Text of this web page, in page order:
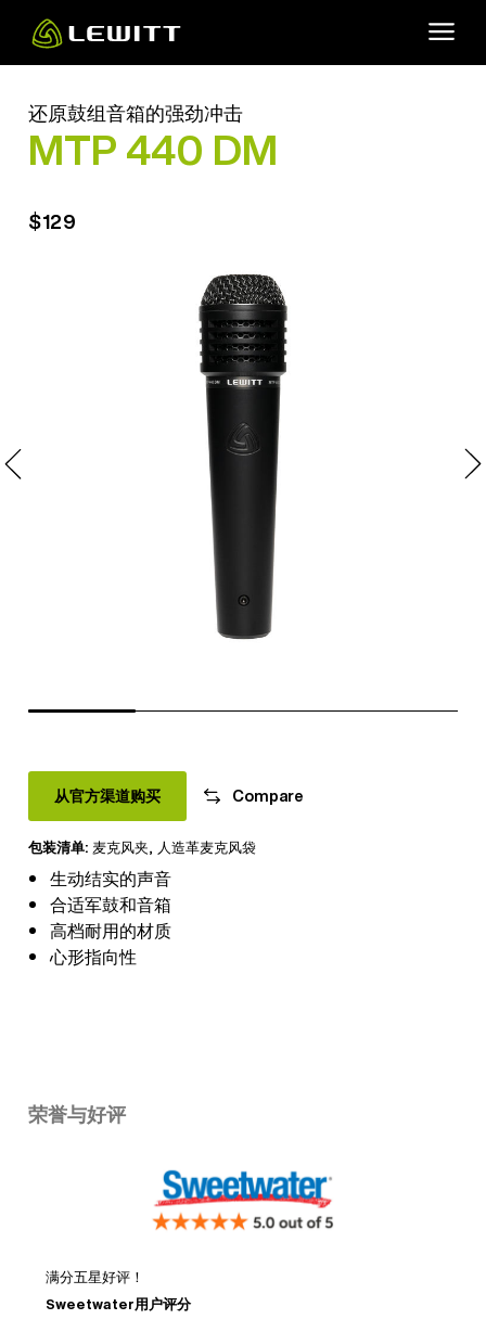
main
还原鼓组音箱的强劲冲击
MTP 440 DM
生动结实的声音
合适军鼓和音箱
高档耐用的材质
心形指向性
包装清单: 麦克风夹, 人造革麦克风袋
$129
从官方渠道购买 Compare
荣誉与好评
满分五星好评！
Sweetwater用户评分